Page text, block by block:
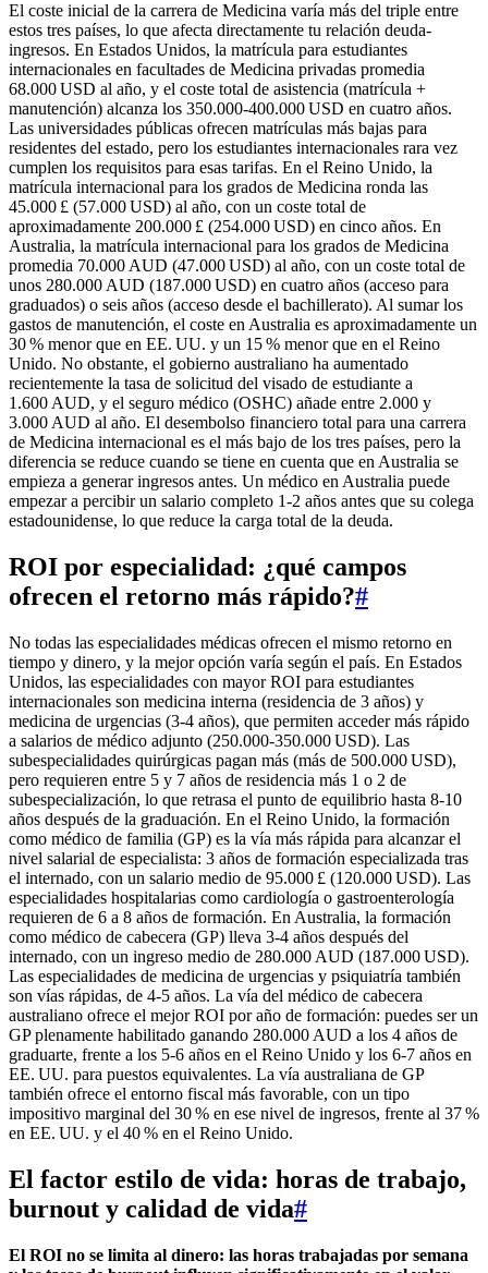
El coste inicial de la carrera de Medicina varía más del triple entre
estos tres países, lo que afecta directamente tu relación deuda-
ingresos. En Estados Unidos, la matrícula para estudiantes
internacionales en facultades de Medicina privadas promedia
68.000 USD al año, y el coste total de asistencia (matrícula +
manutención) alcanza los 350.000-400.000 USD en cuatro años.
Las universidades públicas ofrecen matrículas más bajas para
residentes del estado, pero los estudiantes internacionales rara vez
cumplen los requisitos para esas tarifas. En el Reino Unido, la
matrícula internacional para los grados de Medicina ronda las
45.000 £ (57.000 USD) al año, con un coste total de
aproximadamente 200.000 £ (254.000 USD) en cinco años. En
Australia, la matrícula internacional para los grados de Medicina
promedia 70.000 AUD (47.000 USD) al año, con un coste total de
unos 280.000 AUD (187.000 USD) en cuatro años (acceso para
graduados) o seis años (acceso desde el bachillerato). Al sumar los
gastos de manutención, el coste en Australia es aproximadamente un
30 % menor que en EE. UU. y un 15 % menor que en el Reino
Unido. No obstante, el gobierno australiano ha aumentado
recientemente la tasa de solicitud del visado de estudiante a
1.600 AUD, y el seguro médico (OSHC) añade entre 2.000 y
3.000 AUD al año. El desembolso financiero total para una carrera
de Medicina internacional es el más bajo de los tres países, pero la
diferencia se reduce cuando se tiene en cuenta que en Australia se
empieza a generar ingresos antes. Un médico en Australia puede
empezar a percibir un salario completo 1-2 años antes que su colega
estadounidense, lo que reduce la carga total de la deuda.
ROI por especialidad: ¿qué campos
ofrecen el retorno más rápido?#
No todas las especialidades médicas ofrecen el mismo retorno en
tiempo y dinero, y la mejor opción varía según el país. En Estados
Unidos, las especialidades con mayor ROI para estudiantes
internacionales son medicina interna (residencia de 3 años) y
medicina de urgencias (3-4 años), que permiten acceder más rápido
a salarios de médico adjunto (250.000-350.000 USD). Las
subespecialidades quirúrgicas pagan más (más de 500.000 USD),
pero requieren entre 5 y 7 años de residencia más 1 o 2 de
subespecialización, lo que retrasa el punto de equilibrio hasta 8-10
años después de la graduación. En el Reino Unido, la formación
como médico de familia (GP) es la vía más rápida para alcanzar el
nivel salarial de especialista: 3 años de formación especializada tras
el internado, con un salario medio de 95.000 £ (120.000 USD). Las
especialidades hospitalarias como cardiología o gastroenterología
requieren de 6 a 8 años de formación. En Australia, la formación
como médico de cabecera (GP) lleva 3-4 años después del
internado, con un ingreso medio de 280.000 AUD (187.000 USD).
Las especialidades de medicina de urgencias y psiquiatría también
son vías rápidas, de 4-5 años. La vía del médico de cabecera
australiano ofrece el mejor ROI por año de formación: puedes ser un
GP plenamente habilitado ganando 280.000 AUD a los 4 años de
graduarte, frente a los 5-6 años en el Reino Unido y los 6-7 años en
EE. UU. para puestos equivalentes. La vía australiana de GP
también ofrece el entorno fiscal más favorable, con un tipo
impositivo marginal del 30 % en ese nivel de ingresos, frente al 37 %
en EE. UU. y el 40 % en el Reino Unido.
El factor estilo de vida: horas de trabajo,
burnout y calidad de vida#
El ROI no se limita al dinero: las horas trabajadas por semana